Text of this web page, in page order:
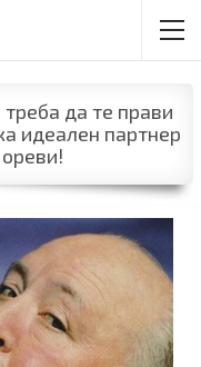
да те прави
идеален партнер